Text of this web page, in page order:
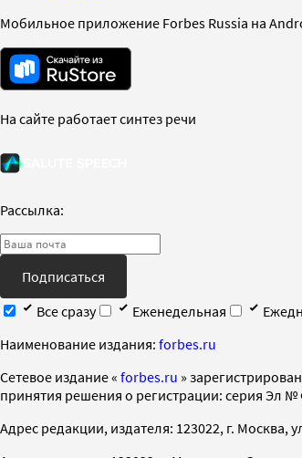
Мобильное приложение Forbes Russia на
На сайте работает синтез речи
Рассылка:
Подписаться
Все сразу
Еженедельная
Наименование издания: forbes.ru
Cетевое издание « forbes.ru »
принятия решения о регистрации: серия Эл №
Адрес редакции, издателя: 123022, г. Москва,